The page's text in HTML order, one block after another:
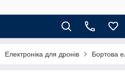
Електроніка для дронів Бортова